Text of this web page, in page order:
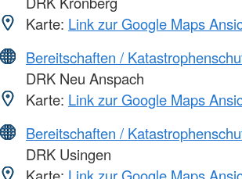
Karte: Link zur Google Maps
Bereitschaften /
DRK Neu Anspach
Karte: Link zur Google Maps
Bereitschaften /
DRK Usingen